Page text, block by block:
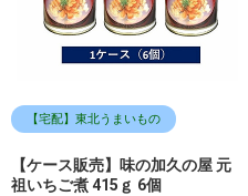
【宅配】東北うまいもの
【ケース販売】味の加久の屋 元
祖いちご煮 415ｇ 6個